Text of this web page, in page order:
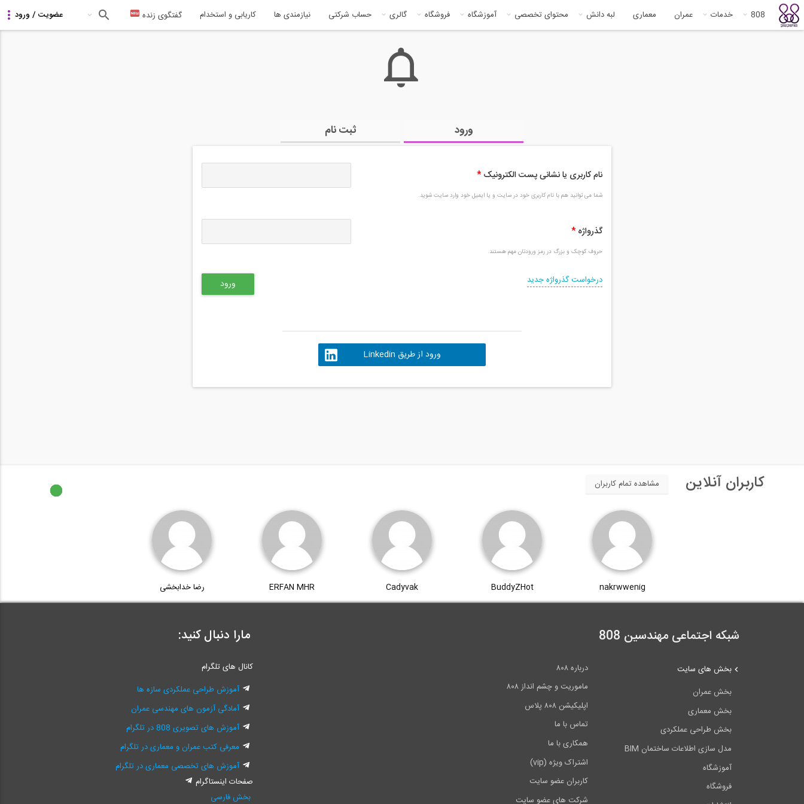
808 خدمات عمران معماری لبه دانش محتوای تخصصی آموزشگاه فروشگاه گالری حساب شرکتی نیازمندی ها کاریابی و استخدام گفتگوی زنده
ورود ثبت نام
نام کاربری یا نشانی پست الکترونیک *
شما می توانید هم با نام کاربری خود در سایت و یا ایمیل خود وارد سایت شوید.
گذرواژه *
حروف کوچک و بزرگ در رمز ورودتان مهم هستند.
درخواست گذرواژه جدید
ورود از طریق Linkedin
کاربران آنلاین مشاهده تمام کاربران
nakrwwenig
BuddyZHot
Cadyvak
ERFAN MHR رضا خدابخشی
شبکه اجتماعی مهندسین 808
درباره ۸۰۸
ماموریت و چشم انداز ۸۰۸
اپلیکیشن ۸۰۸ پلاس
تماس با ما
همکاری با ما
اشتراک ویژه (vip)
کاربران عضو سایت
شرکت های عضو سایت
بخش های سایت
بخش عمران
بخش معماری
بخش طراحی عملکردی
مدل سازی اطلاعات ساختمان BIM
آموزشگاه
فروشگاه
مارا دنبال کنید:
کانال های تلگرام
آموزش طراحی عملکردی سازه ها
آمادگی آزمون های مهندسی عمران
آموزش های تصویری 808 در تلگرام
معرفی کتب عمران و معماری در تلگرام
آموزش های تخصصی معماری در تلگرام
صفحات اینستاگرام
بخش فارسی